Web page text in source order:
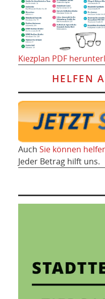
Kiezplan PDF
HELFEN
Auch Sie können
Jeder Betrag hilft uns.